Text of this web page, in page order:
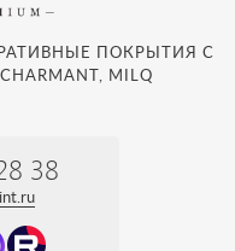
ПОКРЫТИЯ С
MILQ
38